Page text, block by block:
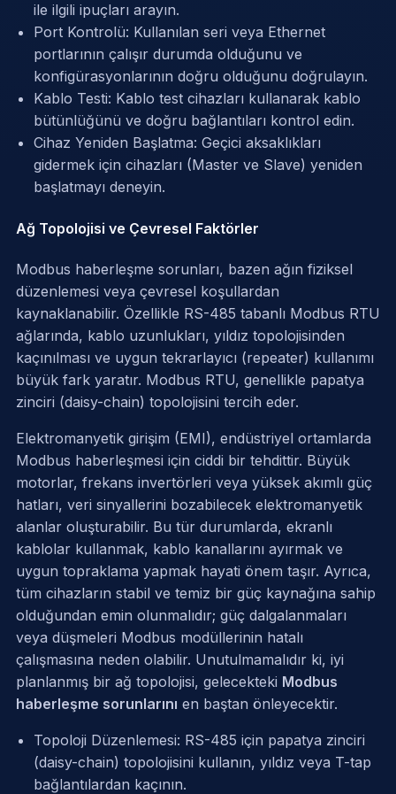
ile ilgili ipuçları arayın.
Port Kontrolü: Kullanılan seri veya Ethernet
portlarının çalışır durumda olduğunu ve
konfigürasyonlarının doğru olduğunu doğrulayın.
Kablo Testi: Kablo test cihazları kullanarak kablo
bütünlüğünü ve doğru bağlantıları kontrol edin.
Cihaz Yeniden Başlatma: Geçici aksaklıkları
gidermek için cihazları (Master ve Slave) yeniden
başlatmayı deneyin.
Ağ Topolojisi ve Çevresel Faktörler
Modbus haberleşme sorunları, bazen ağın fiziksel
düzenlemesi veya çevresel koşullardan
kaynaklanabilir. Özellikle RS-485 tabanlı Modbus RTU
ağlarında, kablo uzunlukları, yıldız topolojisinden
kaçınılması ve uygun tekrarlayıcı (repeater) kullanımı
büyük fark yaratır. Modbus RTU, genellikle papatya
zinciri (daisy-chain) topolojisini tercih eder.
Elektromanyetik girişim (EMI), endüstriyel ortamlarda
Modbus haberleşmesi için ciddi bir tehdittir. Büyük
motorlar, frekans invertörleri veya yüksek akımlı güç
hatları, veri sinyallerini bozabilecek elektromanyetik
alanlar oluşturabilir. Bu tür durumlarda, ekranlı
kablolar kullanmak, kablo kanallarını ayırmak ve
uygun topraklama yapmak hayati önem taşır. Ayrıca,
tüm cihazların stabil ve temiz bir güç kaynağına sahip
olduğundan emin olunmalıdır; güç dalgalanmaları
veya düşmeleri Modbus modüllerinin hatalı
çalışmasına neden olabilir. Unutulmamalıdır ki, iyi
planlanmış bir ağ topolojisi, gelecekteki Modbus
haberleşme sorunlarını en baştan önleyecektir.
Topoloji Düzenlemesi: RS-485 için papatya zinciri
(daisy-chain) topolojisini kullanın, yıldız veya T-tap
bağlantılardan kaçının.